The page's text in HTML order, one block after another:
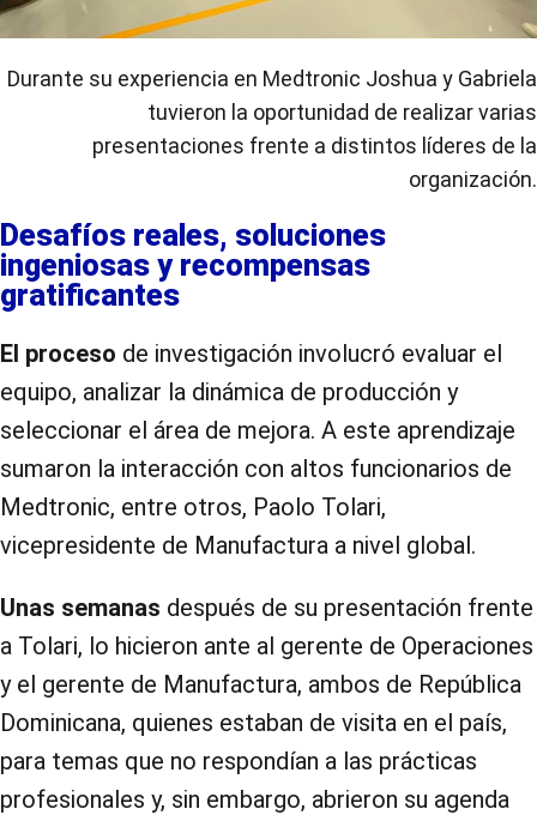
Durante su experiencia en Medtronic Joshua y Gabriela
tuvieron la oportunidad de realizar varias
presentaciones frente a distintos líderes de la
organización.
Desafíos reales, soluciones
ingeniosas y recompensas
gratificantes
El proceso de investigación involucró evaluar el
equipo, analizar la dinámica de producción y
seleccionar el área de mejora. A este aprendizaje
sumaron la interacción con altos funcionarios de
Medtronic, entre otros, Paolo Tolari,
vicepresidente de Manufactura a nivel global.
Unas semanas después de su presentación frente
a Tolari, lo hicieron ante al gerente de Operaciones
y el gerente de Manufactura, ambos de República
Dominicana, quienes estaban de visita en el país,
para temas que no respondían a las prácticas
profesionales y, sin embargo, abrieron su agenda